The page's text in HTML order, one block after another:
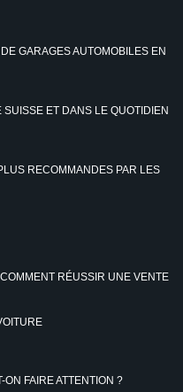
GARAGES AUTOMOBILES EN
ET DANS LE QUOTIDIEN
RECOMMANDES PAR LES
RÉUSSIR UNE VENTE
ON FAIRE ATTENTION ?